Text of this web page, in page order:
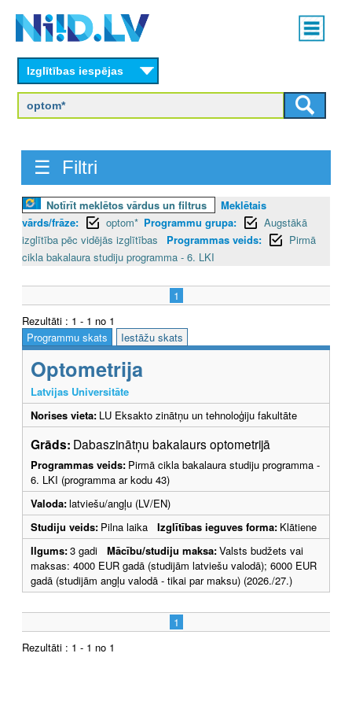
content
Main
menu
Izglītības iespējas
☰ Filtri
Notīrīt meklētos vārdus un filtrus
Meklētais
vārds/frāze:
optom* Programmu grupa:
Augstākā
izglītība pēc vidējās izglītības
Programmas veids:
Pirmā
cikla bakalaura studiju programma - 6. LKI
1
Rezultāti : 1 - 1 no 1
Programmu skats
Iestāžu skats
Optometrija
Latvijas Universitāte
Norises vieta: LU Eksakto zinātņu un tehnoloģiju fakultāte
Grāds: Dabaszinātņu bakalaurs optometrijā
Programmas veids: Pirmā cikla bakalaura studiju programma -
6. LKI (programma ar kodu 43)
Valoda:latviešu/angļu (LV/EN)
Studiju veids: Pilna laika Izglītības ieguves forma: Klātiene
Ilgums:3 gadi Mācību/studiju maksa:Valsts budžets vai
maksas: 4000 EUR gadā (studijām latviešu valodā); 6000 EUR
gadā (studijām angļu valodā - tikai par maksu) (2026./27.)
1
Rezultāti : 1 - 1 no 1